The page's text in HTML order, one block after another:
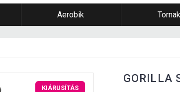
Aerobik
KIÁRUSÍTÁS
GORILLA